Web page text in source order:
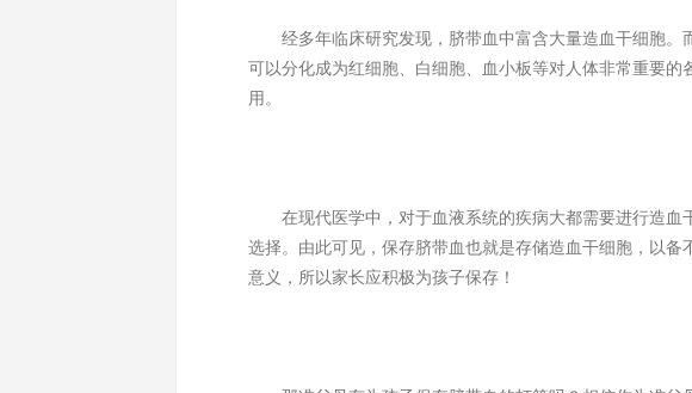
经多年临床研究发现，脐带血中富含大量造血干细胞。
可以分化成为红细胞、白细胞、血小板等对人体非常重要
用。
在现代医学中，对于血液系统的疾病大都需要进行造血
选择。由此可见，保存脐带血也就是存储造血干细胞，以
意义，所以家长应积极为孩子保存！